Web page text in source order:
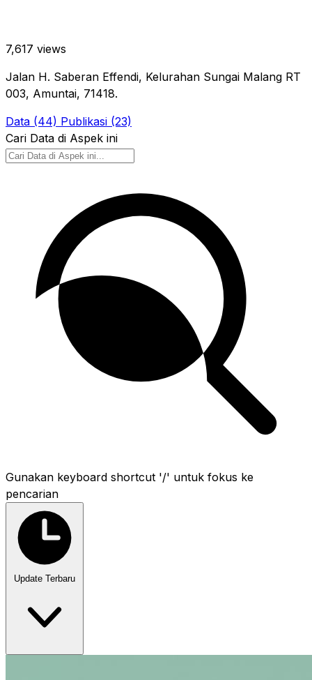
7,617 views
Jalan H. Saberan Effendi, Kelurahan Sungai Malang RT
003, Amuntai, 71418.
Data (44) Publikasi (23)
Cari Data di Aspek ini
Gunakan keyboard shortcut '/' untuk fokus ke
pencarian
Update Terbaru